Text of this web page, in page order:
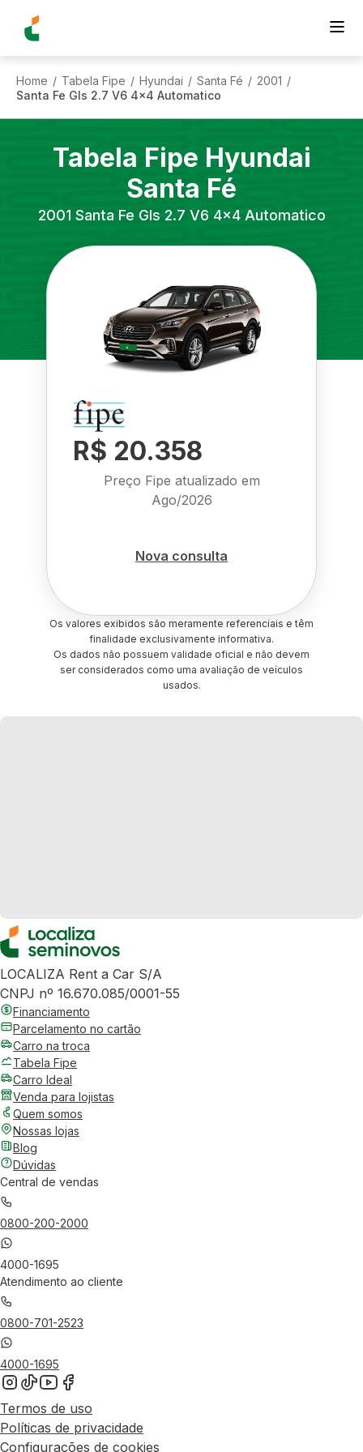
Home / Tabela Fipe / Hyundai / Santa Fé / 2001 /
Santa Fe Gls 2.7 V6 4x4 Automatico
Tabela Fipe Hyundai
Santa Fé
2001 Santa Fe Gls 2.7 V6 4x4 Automatico
R$ 20.358
Preço Fipe atualizado em
Ago/2026
Nova consulta
Os valores exibidos são meramente referenciais e têm
finalidade exclusivamente informativa.
Os dados não possuem validade oficial e não devem
ser considerados como uma avaliação de veículos
usados.
LOCALIZA Rent a Car S/A
CNPJ nº 16.670.085/0001-55
Financiamento
Parcelamento no cartão
Carro na troca
Tabela Fipe
Carro Ideal
Venda para lojistas
Quem somos
Nossas lojas
Blog
Dúvidas
Central de vendas
0800-200-2000
4000-1695
Atendimento ao cliente
0800-701-2523
4000-1695
Termos de uso
Políticas de privacidade
Configurações de cookies